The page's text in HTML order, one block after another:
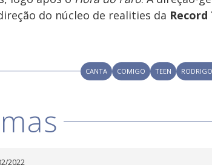
do núcleo de realities da Record
CANTA COMIGO TEEN
2022